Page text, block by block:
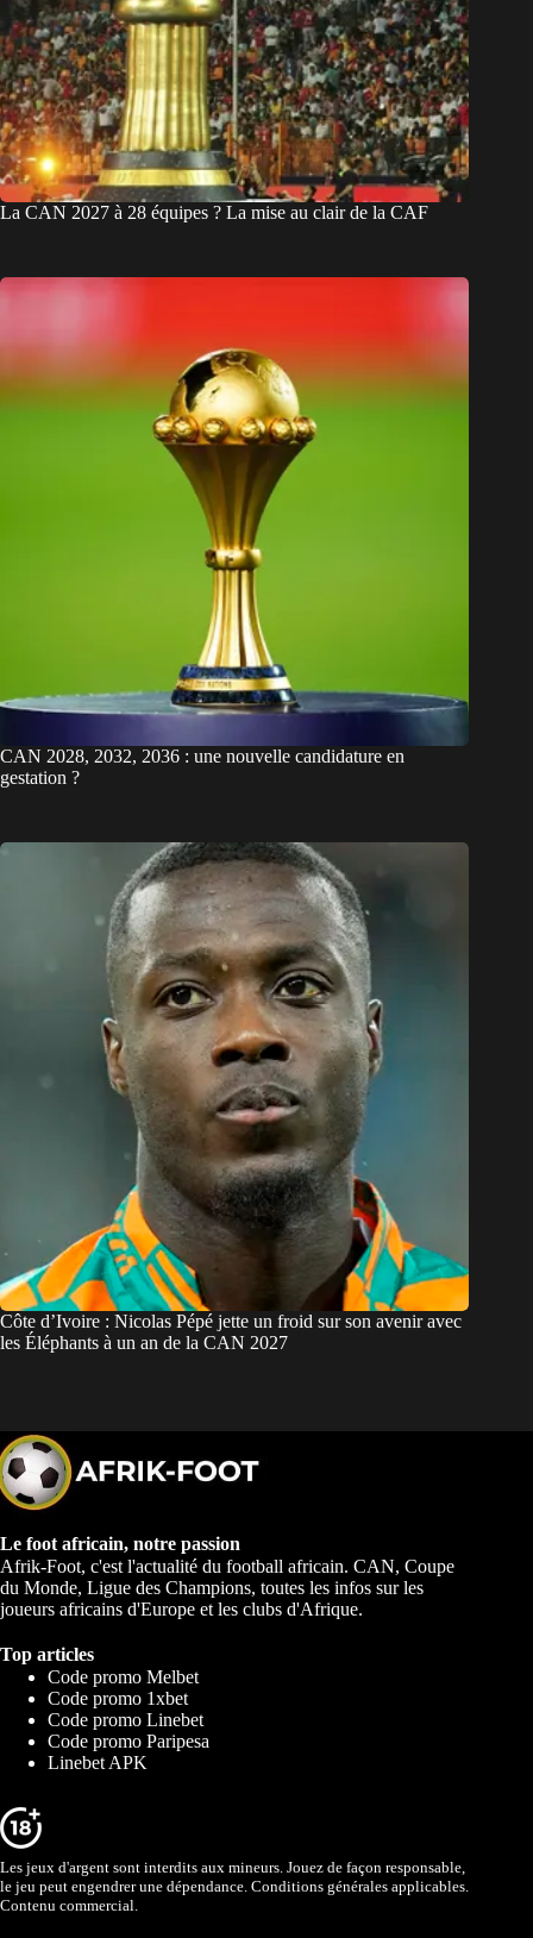
La CAN 2027 à 28 équipes ? La mise au clair de la CAF
CAN 2028, 2032, 2036 : une nouvelle candidature en
gestation ?
Côte d’Ivoire : Nicolas Pépé jette un froid sur son avenir avec
les Éléphants à un an de la CAN 2027
Le foot africain, notre passion
Afrik-Foot, c'est l'actualité du football africain. CAN, Coupe
du Monde, Ligue des Champions, toutes les infos sur les
joueurs africains d'Europe et les clubs d'Afrique.
Top articles
Code promo Melbet
Code promo 1xbet
Code promo Linebet
Code promo Paripesa
Linebet APK
Les jeux d'argent sont interdits aux mineurs. Jouez de façon responsable,
le jeu peut engendrer une dépendance. Conditions générales applicables.
Contenu commercial.